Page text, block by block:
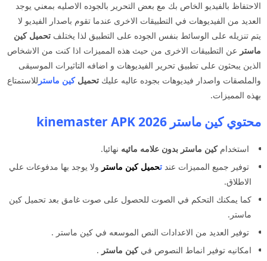
الاحتفاظ بالفيديو الخاص بك مع بعض التحرير بالجوده الاصليه بمعني يوجد
العديد من الفيديوهات في التطبيقات الاخرى عندما تقوم باصدار الفيديو لا
يتم تنزيله على الوسائط بنفس الجوده على التطبيق لذا يختلف تحميل كين
ماستر عن التطبيقات الاخرى من حيث هذه المميزات اذا كنت من الاشخاص
الذين يبحثون على تطبيق تحرير الفيديوهات و اضافه التاثيرات الموسيقى
والملصقات واصدار فيديوهات بجوده عاليه عليك تحميلكين ماستر للاستمتاع
بهذه المميزات.
محتوي كين ماستر 2026 kinemaster APK
استخدامكين ماستر بدون علامه مائيه نهائيا.
توفير جميع المميزات عند تحميل كين ماستر ولا يوجد بها مدفوعات علي
الاطلاق.
كما يمكنك التحكم في الصوت للحصول على صوت غامق بعد تحميل كين
ماستر.
توفير العديد من الاعدادات النص الموسعه في كين ماستر .
امكانيه توفير انماط النصوص فيكين ماستر .